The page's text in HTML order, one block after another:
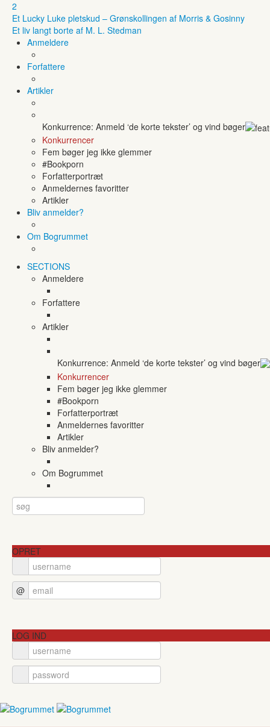
2
Et Lucky Luke pletskud – Grønskollingen af Morris & Gosinny
Et liv langt borte af M. L. Stedman
Anmeldere
Forfattere
Artikler
Konkurrence: Anmeld ‘de korte tekster’ og vind bøger
Konkurrencer
Fem bøger jeg ikke glemmer
#Bookporn
Forfatterportræt
Anmeldernes favoritter
Artikler
Bliv anmelder?
Om Bogrummet
SECTIONS
Anmeldere
Forfattere
Artikler
Konkurrence: Anmeld ‘de korte tekster’ og vind bøger
Konkurrencer
Fem bøger jeg ikke glemmer
#Bookporn
Forfatterportræt
Anmeldernes favoritter
Artikler
Bliv anmelder?
Om Bogrummet
OPRET
@
LOG IND